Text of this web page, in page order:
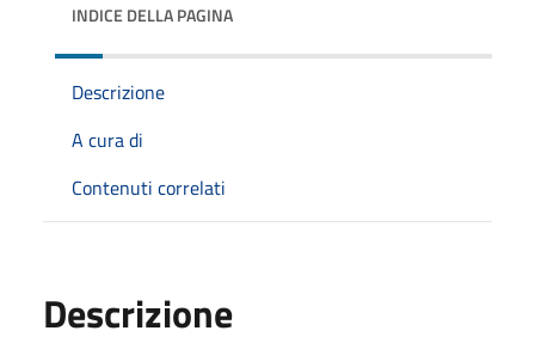
INDICE DELLA PAGINA
Descrizione
A cura di
Contenuti correlati
Descrizione